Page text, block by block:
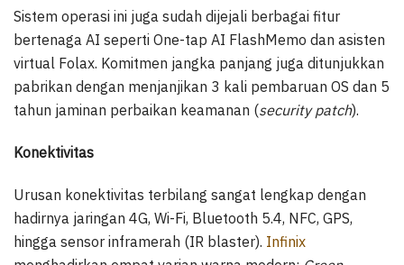
Sistem operasi ini juga sudah dijejali berbagai fitur
bertenaga AI seperti One-tap AI FlashMemo dan asisten
virtual Folax. Komitmen jangka panjang juga ditunjukkan
pabrikan dengan menjanjikan 3 kali pembaruan OS dan 5
tahun jaminan perbaikan keamanan (security patch).
Konektivitas
Urusan konektivitas terbilang sangat lengkap dengan
hadirnya jaringan 4G, Wi-Fi, Bluetooth 5.4, NFC, GPS,
hingga sensor inframerah (IR blaster). Infinix